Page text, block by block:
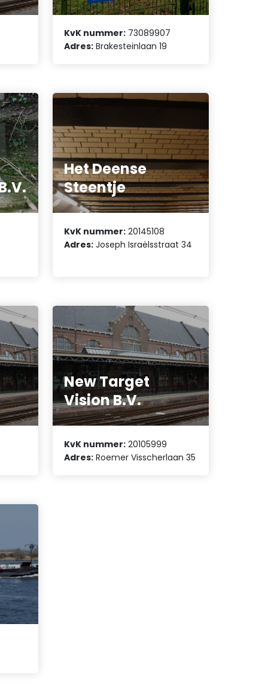
KvK nummer: 73089907
Adres: Brakesteinlaan 19
Het Deense
Steentje
KvK nummer: 20145108
Adres: Joseph Israëlsstraat 34
New Target
Vision B.V.
KvK nummer: 20105999
Adres: Roemer Visscherlaan 35